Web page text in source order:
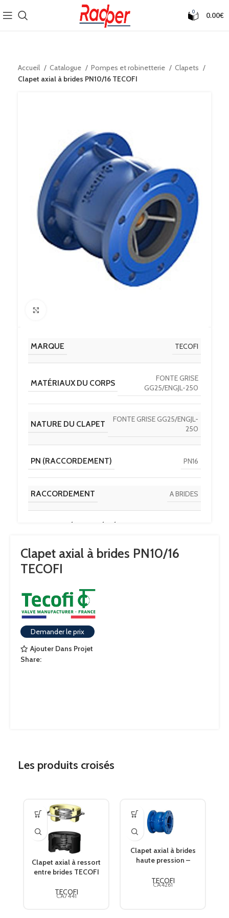
0 0.00€
Accueil Catalogue Pompes et robinetterie
Clapets
Clapet axial à brides PN10/16 TECOFI
MARQUE TECOFI
MATÉRIAUX DU CORPS
FONTE GRISE
GG25/ENGJL-250
NATURE DU CLAPET
FONTE GRISE GG25/ENGJL-
250
PN (RACCORDEMENT) PN16
RACCORDEMENT A BRIDES
Clapet axial à brides PN10/16
TECOFI
Demander le prix
Ajouter Dans Projet
Share:
Les produits croisés
Clapet axial à ressort
entre brides TECOFI
TECOFI
CA7441
Clapet axial à brides
haute pression –
TECOFI
CA4261